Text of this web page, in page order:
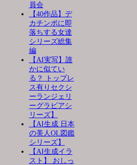
員会
【40作品】デ
カチンポに即
落ちする女達
シリーズ総集
編
【AI実写】誰
かに似てい
る？ トップレ
ス有りセクシ
ーランジェリ
ーグラビアシ
リーズ】
【AI生成 日本
の美人OL図鑑
シリーズ】
【AI生成イラ
スト】 おしっ